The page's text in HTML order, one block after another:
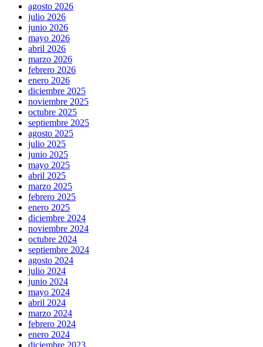
agosto 2026
julio 2026
junio 2026
mayo 2026
abril 2026
marzo 2026
febrero 2026
enero 2026
diciembre 2025
noviembre 2025
octubre 2025
septiembre 2025
agosto 2025
julio 2025
junio 2025
mayo 2025
abril 2025
marzo 2025
febrero 2025
enero 2025
diciembre 2024
noviembre 2024
octubre 2024
septiembre 2024
agosto 2024
julio 2024
junio 2024
mayo 2024
abril 2024
marzo 2024
febrero 2024
enero 2024
diciembre 2023